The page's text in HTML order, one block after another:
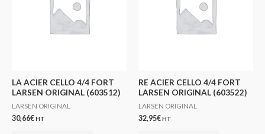
LA ACIER CELLO 4/4 FORT
LARSEN ORIGINAL (603512)
LARSEN ORIGINAL
30,66€HT
RE ACIER CELLO 4/4 FORT
LARSEN ORIGINAL (603522)
LARSEN ORIGINAL
32,95€HT